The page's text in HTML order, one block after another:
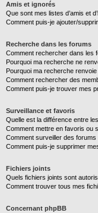
Amis et ignorés
Que sont mes listes d’amis et
Comment puis-je ajouter/
Recherche dans les forums
Comment rechercher dans les
Pourquoi ma recherche ne
Pourquoi ma recherche
Comment rechercher des
Comment puis-je trouver mes
Surveillance et favoris
Quelle est la différence entre
Comment mettre en favoris ou
Comment surveiller des forums
Comment puis-je supprimer
Fichiers joints
Quels fichiers joints sont
Comment trouver tous mes
Concernant phpBB